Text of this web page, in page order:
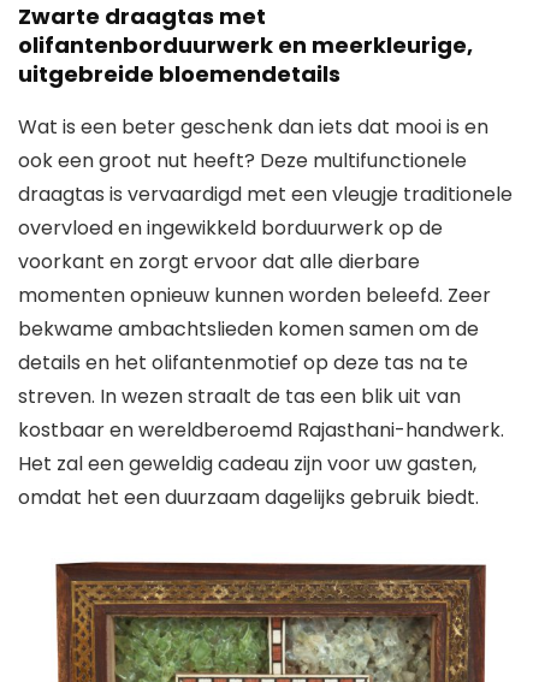
Zwarte draagtas met
olifantenborduurwerk en meerkleurige,
uitgebreide bloemendetails
Wat is een beter geschenk dan iets dat mooi is en
ook een groot nut heeft? Deze multifunctionele
draagtas is vervaardigd met een vleugje traditionele
overvloed en ingewikkeld borduurwerk op de
voorkant en zorgt ervoor dat alle dierbare
momenten opnieuw kunnen worden beleefd. Zeer
bekwame ambachtslieden komen samen om de
details en het olifantenmotief op deze tas na te
streven. In wezen straalt de tas een blik uit van
kostbaar en wereldberoemd Rajasthani-handwerk.
Het zal een geweldig cadeau zijn voor uw gasten,
omdat het een duurzaam dagelijks gebruik biedt.